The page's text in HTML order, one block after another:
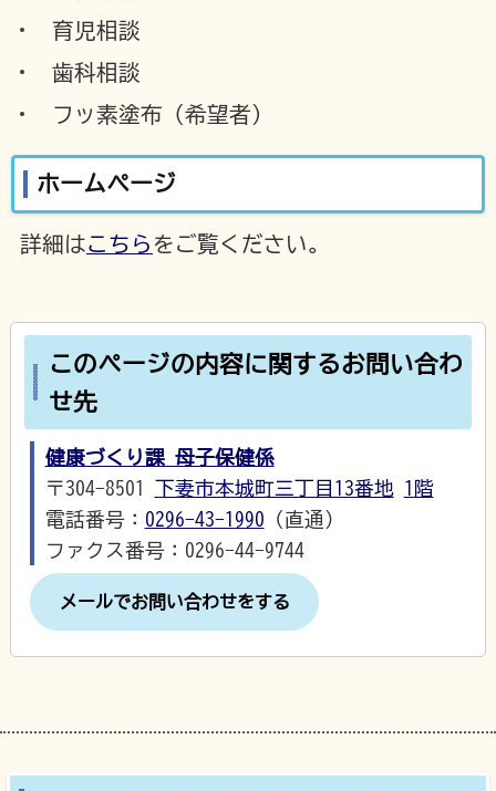
育児相談
歯科相談
フッ素塗布（希望者）
ホームページ
詳細はこちら をご覧ください。
このページの内容に関するお問い合わ
せ先
健康づくり課 母子保健係
〒304-8501 下妻市本城町三丁目13番地 1階
電話番号： 0296-43-1990 （直通）
ファクス番号：0296-44-9744
メールでお問い合わせをする